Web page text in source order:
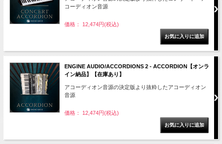
コーディオン音源
価格： 12,474円(税込)
ENGINE AUDIO/ACCORDIONS 2 - ACCORDION【オンラ
イン納品】【在庫あり】
アコーディオン音源の決定版より抜粋したアコーディオン
音源
価格： 12,474円(税込)